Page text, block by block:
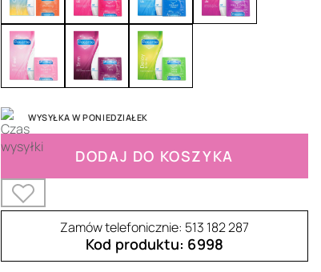
WYSYŁKA W PONIEDZIAŁEK
DODAJ DO KOSZYKA
Zamów telefonicznie: 513 182 287
Kod produktu: 6998